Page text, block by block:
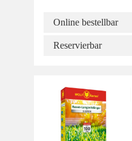
Online bestellbar
Reservierbar